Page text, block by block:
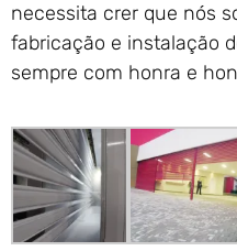
necessita crer que nós
fabricação e instalação
sempre com honra e